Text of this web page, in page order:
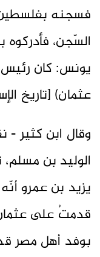
فسجنه
السّجن، فأدركوه
يونس: كان
عثمان) [تاريخ الإسلام
وقال ابن كثير -
الوليد بن
يزيد بن عمرو
قدمتُ على عثمان
بوفد أهل مصر